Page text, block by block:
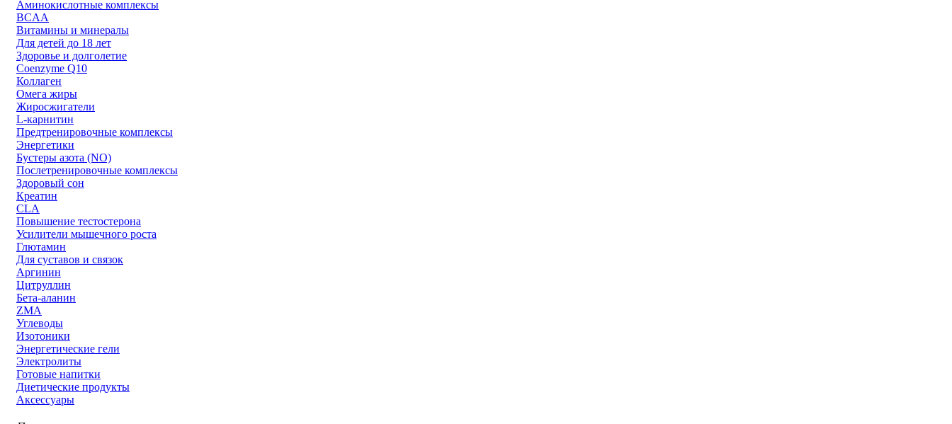
Аминокислотные комплексы
BCAA
Витамины и минералы
Для детей до 18 лет
Здоровье и долголетие
Coenzyme Q10
Коллаген
Омега жиры
Жиросжигатели
L-карнитин
Предтренировочные комплексы
Энергетики
Бустеры азота (NO)
Послетренировочные комплексы
Здоровый сон
Креатин
CLA
Повышение тестостерона
Усилители мышечного роста
Глютамин
Для суставов и связок
Аргинин
Цитруллин
Бета-аланин
ZMA
Углеводы
Изотоники
Энергетические гели
Электролиты
Готовые напитки
Диетические продукты
Аксессуары